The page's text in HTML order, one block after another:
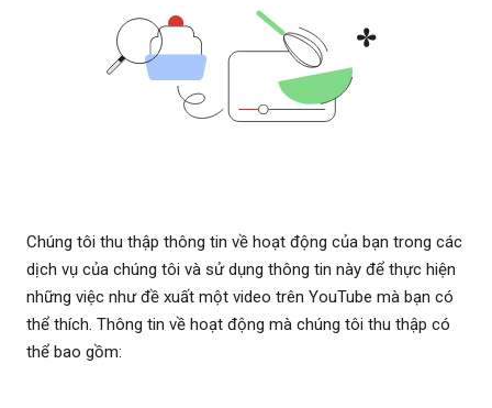
Chúng tôi thu thập thông tin về hoạt động của bạn trong các
dịch vụ của chúng tôi và sử dụng thông tin này để thực hiện
những việc như đề xuất một video trên YouTube mà bạn có
thể thích. Thông tin về hoạt động mà chúng tôi thu thập có
thể bao gồm: